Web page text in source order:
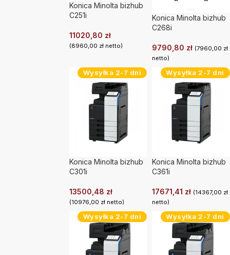
Konica Minolta bizhub
C251i
11020,80 zł
(8960,00 złnetto)
Konica Minolta bizhub
C268i
9790,80 zł (7960,00 zł
netto)
Wysyłka 2-7 dni
Konica Minolta bizhub
C301i
13500,48 zł
(10976,00 złnetto)
Wysyłka 2-7 dni
Konica Minolta bizhub
C361i
17671,41 zł (14367,00 zł
netto)
Wysyłka 2-7 dni Wysyłka 2-7 dni